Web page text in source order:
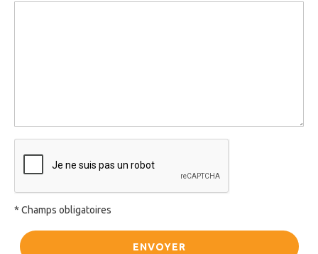
* Champs obligatoires
ENVOYER